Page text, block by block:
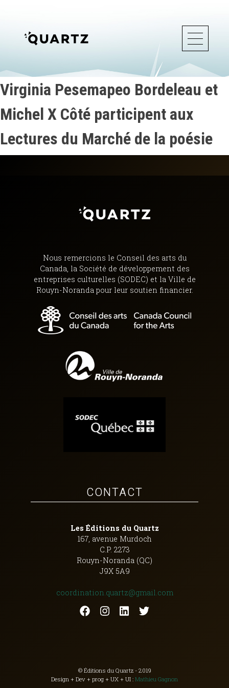
Virginia Pesemapeo Bordeleau et
Michel X Côté participent aux
Lectures du Marché de la poésie
Nous remercions le Conseil des arts du
Canada, la Société de développement des
entreprises culturelles (SODEC) et la Ville de
Rouyn-Noranda pour leur soutien financier.
CONTACT
Les Éditions du Quartz
167, avenue Murdoch
C.P. 2273
Rouyn-Noranda (QC)
J9X 5A9
coordination.quartz@gmail.com
© Éditions du Quartz - 2019
Design + Dev + prog + UX + UI : Mathieu Gagnon